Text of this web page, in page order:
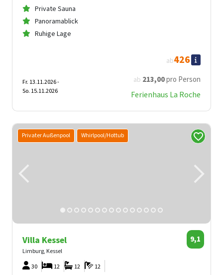
Private Sauna
Panoramablick
Ruhige Lage
ab 213,00pro Person
ab426
Fr. 13.11.2026 -
So. 15.11.2026
Ferienhaus La Roche
Privater Außenpool Whirlpool/Hottub
Villa Kessel
Limburg, Kessel
9,1
30 12
12
12